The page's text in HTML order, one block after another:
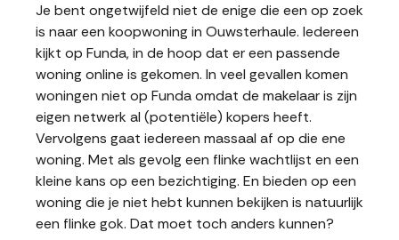
Je bent ongetwijfeld niet de enige die een op zoek
is naar een koopwoning in Ouwsterhaule. Iedereen
kijkt op Funda, in de hoop dat er een passende
woning online is gekomen. In veel gevallen komen
woningen niet op Funda omdat de makelaar is zijn
eigen netwerk al (potentiële) kopers heeft.
Vervolgens gaat iedereen massaal af op die ene
woning. Met als gevolg een flinke wachtlijst en een
kleine kans op een bezichtiging. En bieden op een
woning die je niet hebt kunnen bekijken is natuurlijk
een flinke gok. Dat moet toch anders kunnen?